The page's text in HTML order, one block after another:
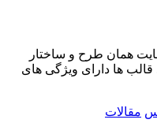
طرح و ساختار
ویژگی های